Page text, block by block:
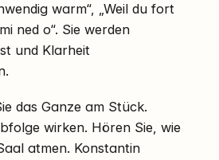
warm“, „Weil du fort
ned o“. Sie werden
und Klarheit
das Ganze am Stück.
wirken. Hören Sie, wie
atmen. Konstantin